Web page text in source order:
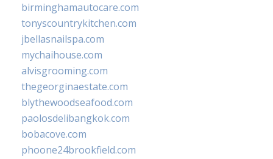
birminghamautocare.com
tonyscountrykitchen.com
jbellasnailspa.com
mychaihouse.com
alvisgrooming.com
thegeorginaestate.com
blythewoodseafood.com
paolosdelibangkok.com
bobacove.com
phoone24brookfield.com